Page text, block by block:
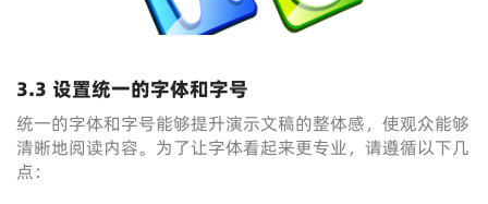
3.3 设置统一的字体和字号
统一的字体和字号能够提升演示文稿的整体感，使观众能够
清晰地阅读内容。为了让字体看起来更专业，请遵循以下几
点：